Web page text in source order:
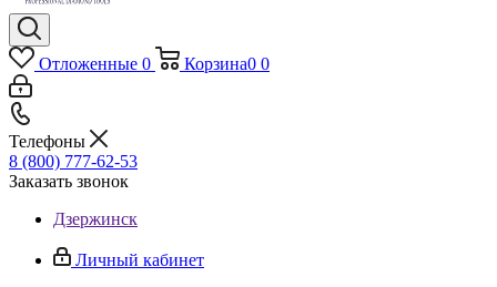
Отложенные 0 Корзина0 0
Телефоны
8 (800) 777-62-53
Заказать звонок
Дзержинск
Личный кабинет